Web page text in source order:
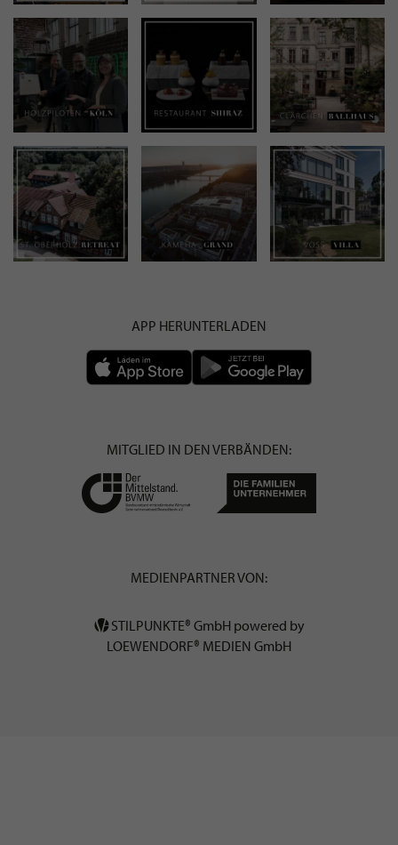
APP HERUNTERLADEN
MITGLIED IN DEN VERBÄNDEN:
MEDIENPARTNER VON:
STILPUNKTE® GmbH powered by
LOEWENDORF® MEDIEN GmbH